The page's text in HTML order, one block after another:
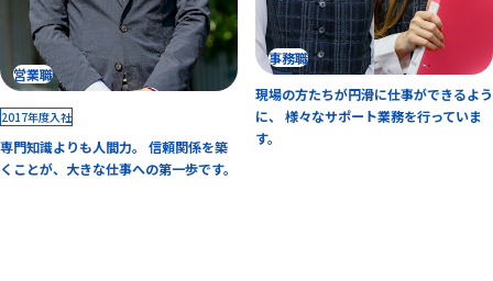
営業職
2017年度入社
専門知識よりも人間力。 信頼関係を築
くことが、大きな仕事への第一歩です。
事務職
現場の方たちが円滑に仕事ができるよう
に、 様々なサポート業務を行っていま
す。